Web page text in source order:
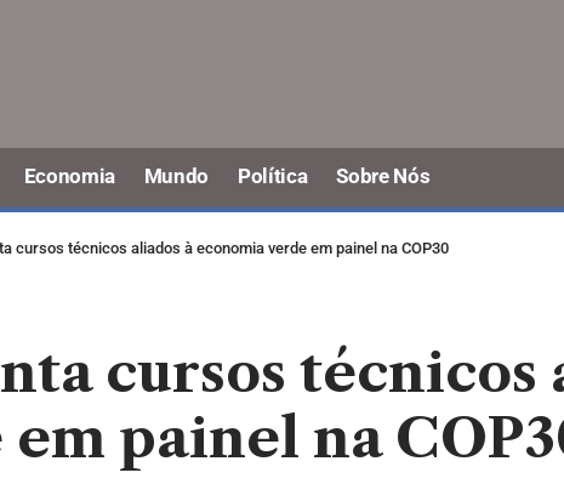
Economia Mundo Política Sobre Nós
cursos técnicos aliados à economia verde em painel na COP30
cursos técnicos
painel na